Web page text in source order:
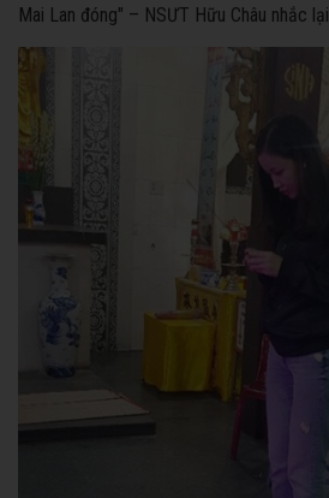
Mai Lan đóng" – NSƯT Hữu Châu nhắc lại.